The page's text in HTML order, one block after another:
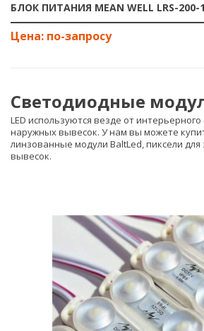
БЛОК ПИТАНИЯ MEAN WELL LRS-200-
Светодиодные
LED используются везде от
наружных вывесок. У нам вы можете
линзованные модули BaltLed,пиксели
вывесок.